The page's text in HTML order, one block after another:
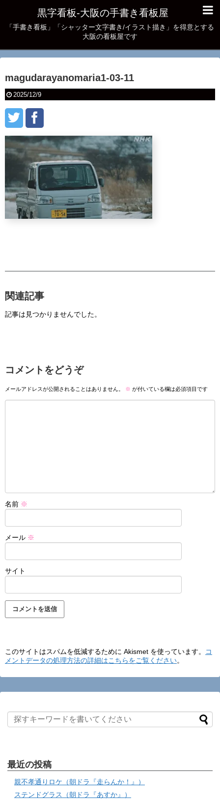
黒字看板‐大阪の手書き看板屋
「手書き看板」「シャッター文字書き/イラスト描き」を得意とする
大阪の看板屋です
magudarayanomaria1-03-11
2025/12/9
関連記事
記事は見つかりませんでした。
コメントをどうぞ
メールアドレスが公開されることはありません。 ※ が付いている欄は必須項目です
名前 ※
メール ※
サイト
このサイトはスパムを低減するために Akismet を使っています。
コ
メントデータの処理方法の詳細はこちらをご覧ください。
最近の投稿
親不孝通りロケ（朝ドラ『走らんか！』）
ステンドグラス（朝ドラ『あすか』）